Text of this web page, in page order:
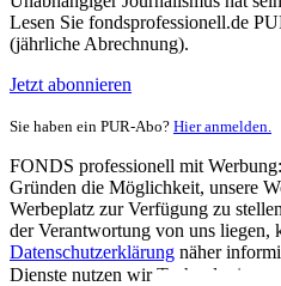
Lesen Sie fondsprofessionell.de
(jährliche Abrechnung).
Jetzt abonnieren
Sie haben ein PUR-Abo? Hier anmelden.
FONDS professionell mit
Gründen die Möglichkeit, unsere
Werbeplatz zur Verfügung zu
der Verantwortung von uns liegen,
Datenschutzerklärung näher
Dienste nutzen wir Technologien